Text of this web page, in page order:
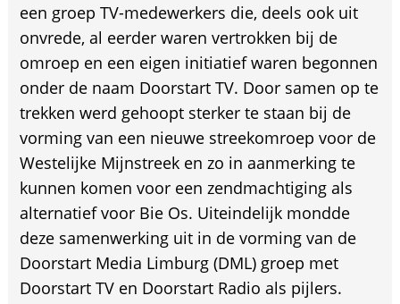
een groep TV-medewerkers die, deels ook uit
onvrede, al eerder waren vertrokken bij de
omroep en een eigen initiatief waren begonnen
onder de naam Doorstart TV. Door samen op te
trekken werd gehoopt sterker te staan bij de
vorming van een nieuwe streekomroep voor de
Westelijke Mijnstreek en zo in aanmerking te
kunnen komen voor een zendmachtiging als
alternatief voor Bie Os. Uiteindelijk mondde
deze samenwerking uit in de vorming van de
Doorstart Media Limburg (DML) groep met
Doorstart TV en Doorstart Radio als pijlers.